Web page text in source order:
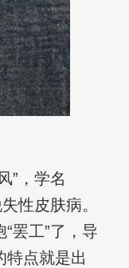
”，学名
性皮肤病。
罢工”了，导
特点就是出